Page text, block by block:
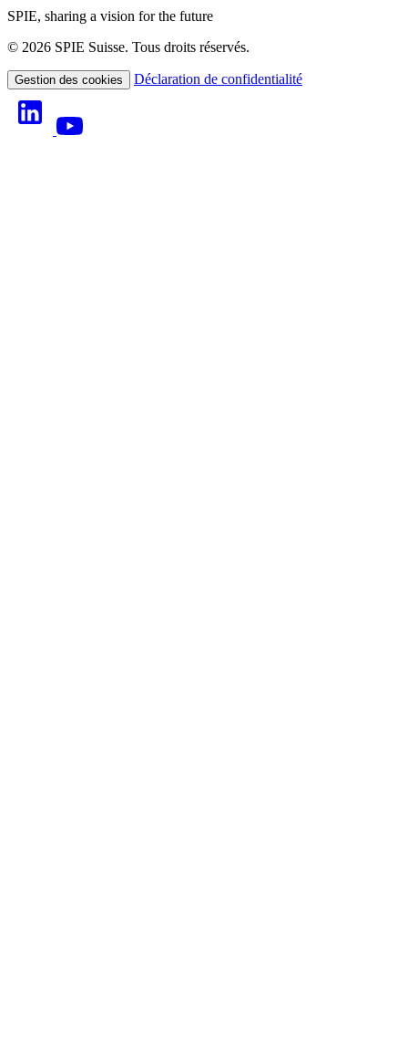
SPIE, sharing a vision for the future
© 2026 SPIE Suisse. Tous droits réservés.
Gestion des cookies Déclaration de confidentialité